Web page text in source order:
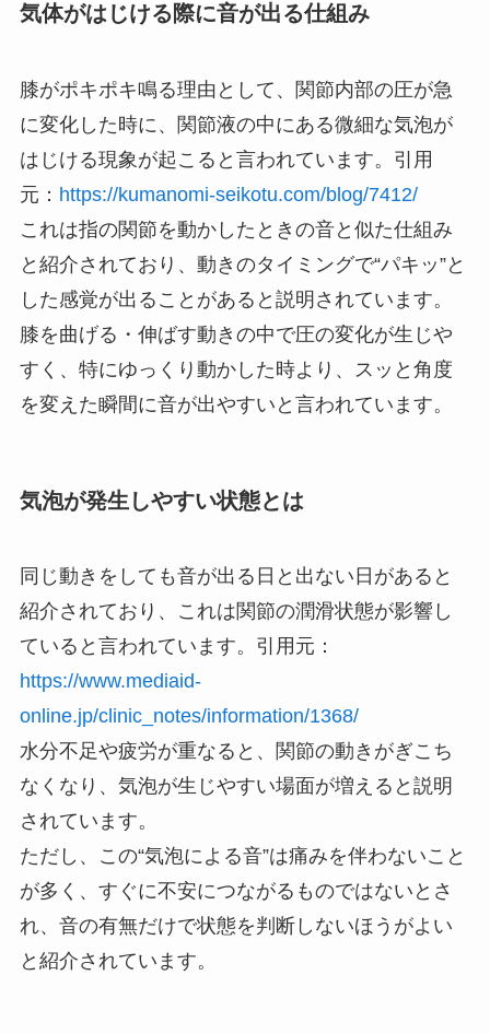
気体がはじける際に音が出る仕組み
膝がポキポキ鳴る理由として、関節内部の圧が急
に変化した時に、関節液の中にある微細な気泡が
はじける現象が起こると言われています。引用
元： https://kumanomi-seikotu.com/blog/7412/
これは指の関節を動かしたときの音と似た仕組み
と紹介されており、動きのタイミングで“パキッ”と
した感覚が出ることがあると説明されています。
膝を曲げる・伸ばす動きの中で圧の変化が生じや
すく、特にゆっくり動かした時より、スッと角度
を変えた瞬間に音が出やすいと言われています。
気泡が発生しやすい状態とは
同じ動きをしても音が出る日と出ない日があると
紹介されており、これは関節の潤滑状態が影響し
ていると言われています。引用元：
https://www.mediaid-
online.jp/clinic_notes/information/1368/
水分不足や疲労が重なると、関節の動きがぎこち
なくなり、気泡が生じやすい場面が増えると説明
されています。
ただし、この“気泡による音”は痛みを伴わないこと
が多く、すぐに不安につながるものではないとさ
れ、音の有無だけで状態を判断しないほうがよい
と紹介されています。